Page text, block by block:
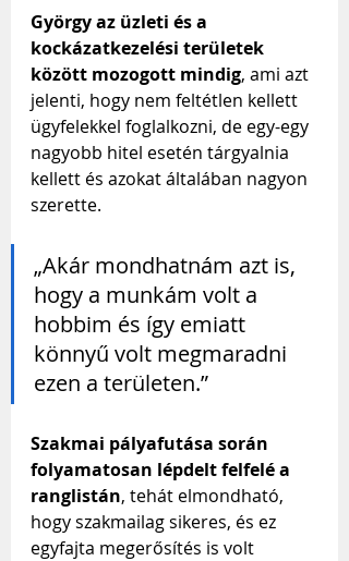
György az üzleti és a
kockázatkezelési területek
között mozogott mindig, ami azt
jelenti, hogy nem feltétlen kellett
ügyfelekkel foglalkozni, de egy-egy
nagyobb hitel esetén tárgyalnia
kellett és azokat általában nagyon
szerette.
„Akár mondhatnám azt is,
hogy a munkám volt a
hobbim és így emiatt
könnyű volt megmaradni
ezen a területen.”
Szakmai pályafutása során
folyamatosan lépdelt felfelé a
ranglistán, tehát elmondható,
hogy szakmailag sikeres, és ez
egyfajta megerősítés is volt